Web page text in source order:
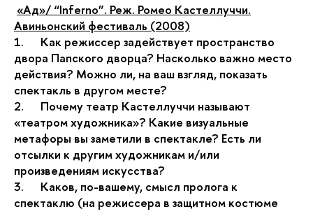
«Ад»/ “Inferno”. Реж. Ромео Кастеллуччи.
Авиньонский фестиваль (2008)
1. Как режиссер задействует пространство
двора Папского дворца? Насколько важно место
действия? Можно ли, на ваш взгляд, показать
спектакль в другом месте?
2. Почему театр Кастеллуччи называют
«театром художника»? Какие визуальные
метафоры вы заметили в спектакле? Есть ли
отсылки к другим художникам и/или
произведениям искусства?
3. Каков, по-вашему, смысл пролога к
спектаклю (на режиссера в защитном костюме